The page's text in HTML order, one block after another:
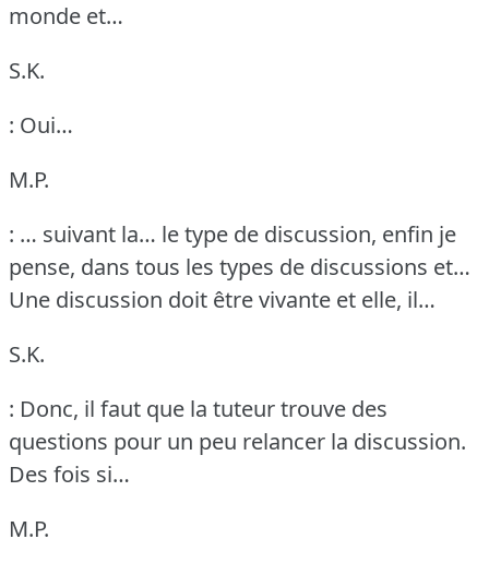
monde et…
S.K.
: Oui…
M.P.
: … suivant la… le type de discussion, enfin je
pense, dans tous les types de discussions et…
Une discussion doit être vivante et elle, il…
S.K.
: Donc, il faut que la tuteur trouve des
questions pour un peu relancer la discussion.
Des fois si…
M.P.